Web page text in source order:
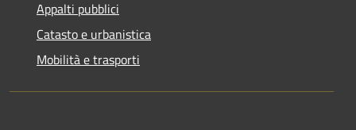
Appalti pubblici
Catasto e urbanistica
Mobilità e trasporti